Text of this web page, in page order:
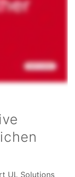
UL Solutions